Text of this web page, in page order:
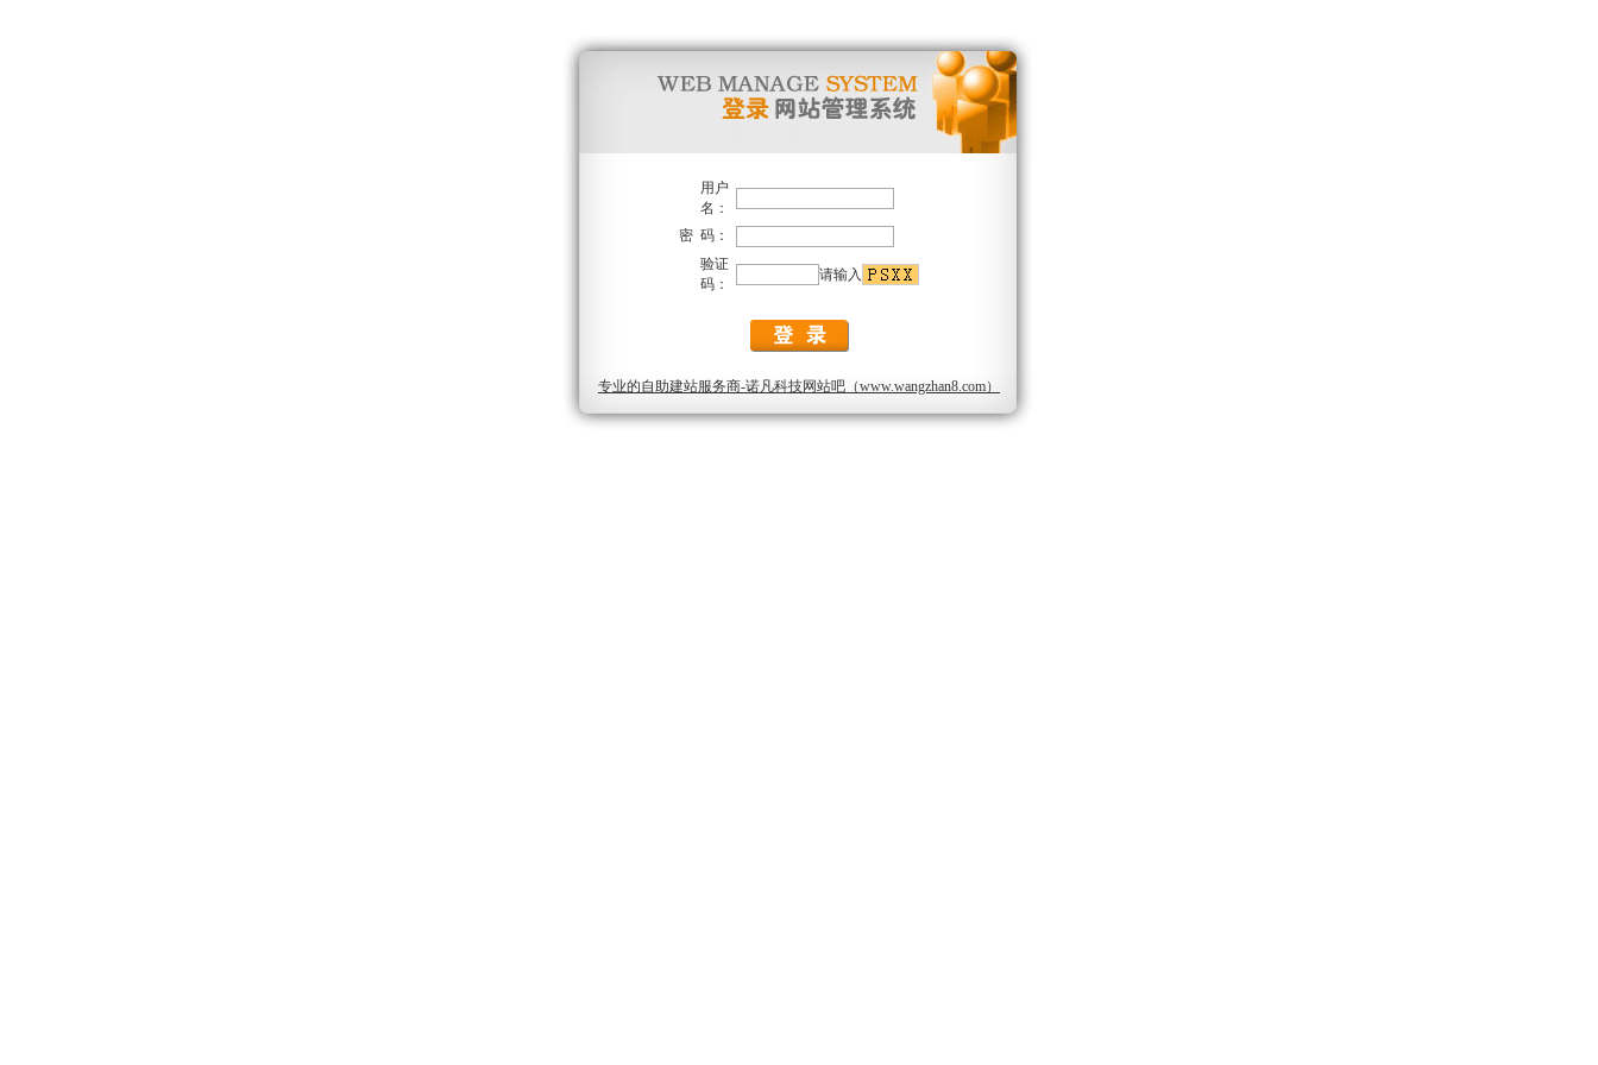
用户
名：
密 码：
验证
码：
请输入
专业的自助建站服务商-诺凡科技网站吧（www.wangzhan8.com）